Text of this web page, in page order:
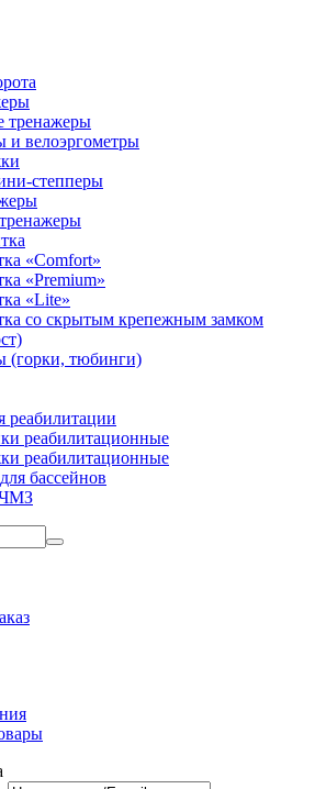
тренажеры
и велоэргометры
степперы
«Comfort»
«Premium»
«Lite»
со скрытым крепежным замком
(горки, тюбинги)
реабилитации
реабилитационные
реабилитационные
бассейнов
ЧМЗ